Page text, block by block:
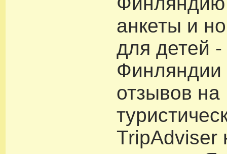
анкеты и
для детей
отзывов на
TripAdviser